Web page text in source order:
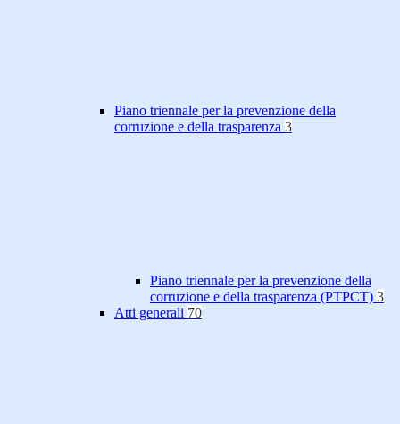
Piano triennale per la prevenzione della
corruzione e della trasparenza 3
Piano triennale per la prevenzione della
corruzione e della trasparenza (PTPCT) 3
Atti generali 70